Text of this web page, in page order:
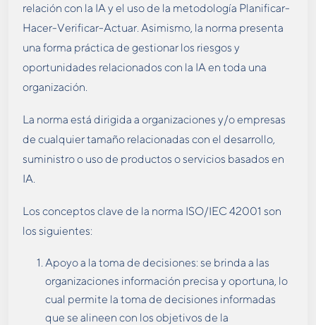
relación con la IA y el uso de la metodología Planificar-
Hacer-Verificar-Actuar. Asimismo, la norma presenta
una forma práctica de gestionar los riesgos y
oportunidades relacionados con la IA en toda una
organización.
La norma está dirigida a organizaciones y/o empresas
de cualquier tamaño relacionadas con el desarrollo,
suministro o uso de productos o servicios basados en
IA.
Los conceptos clave de la norma ISO/IEC 42001 son
los siguientes:
Apoyo a la toma de decisiones: se brinda a las
organizaciones información precisa y oportuna, lo
cual permite la toma de decisiones informadas
que se alineen con los objetivos de la